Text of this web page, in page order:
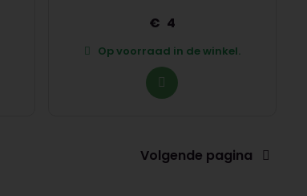
4
Op voorraad in de winkel.
Volgende pagina